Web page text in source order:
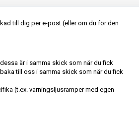
till dig per e-post (eller om du för den
är i samma skick som när du fick
till oss i samma skick som när du fick
(t.ex. varningsljusramper med egen